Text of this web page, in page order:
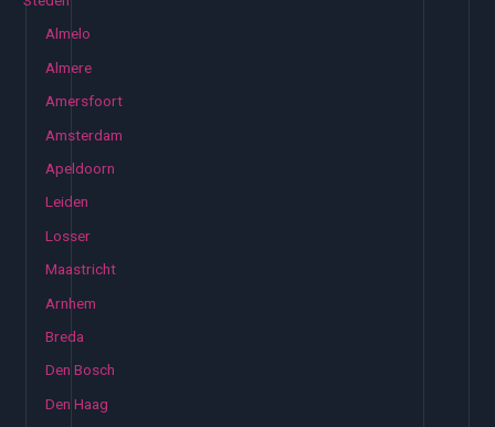
Almelo
Almere
Amersfoort
Amsterdam
Apeldoorn
Leiden
Losser
Maastricht
Arnhem
Breda
Den Bosch
Den Haag